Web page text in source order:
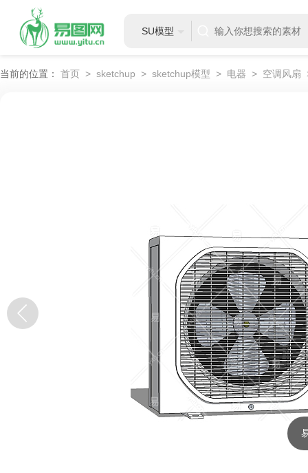
SU模型
当前的位置： 首页 > sketchup > sketchup模型 > 电器 > 空调风扇